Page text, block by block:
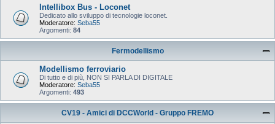
Intellibox Bus - Loconet
Dedicato allo sviluppo di tecnologie loconet.
Moderatore: Seba55
Argomenti: 84
Fermodellismo
Modellismo ferroviario
Di tutto e di più, NON SI PARLA DI DIGITALE
Moderatore: Seba55
Argomenti: 493
CV19 - Amici di DCCWorld - Gruppo FREMO